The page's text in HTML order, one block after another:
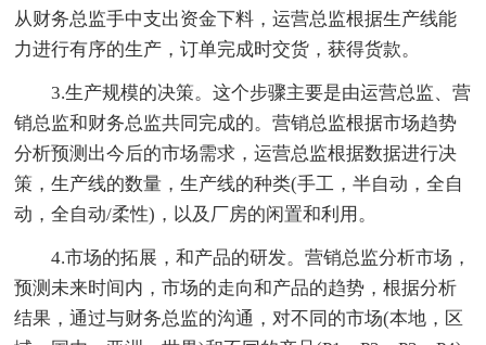
从财务总监手中支出资金下料，运营总监根据生产线能
力进行有序的生产，订单完成时交货，获得货款。
3.生产规模的决策。这个步骤主要是由运营总监、营
销总监和财务总监共同完成的。营销总监根据市场趋势
分析预测出今后的市场需求，运营总监根据数据进行决
策，生产线的数量，生产线的种类(手工，半自动，全自
动，全自动/柔性)，以及厂房的闲置和利用。
4.市场的拓展，和产品的研发。营销总监分析市场，
预测未来时间内，市场的走向和产品的趋势，根据分析
结果，通过与财务总监的沟通，对不同的市场(本地，区